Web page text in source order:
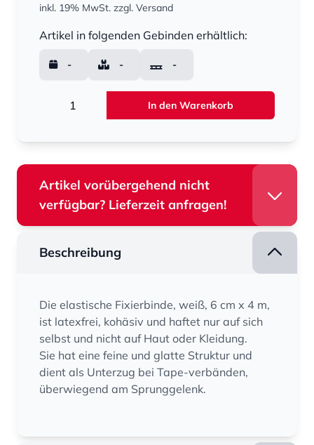
inkl. 19% MwSt. zzgl. Versand
Artikel in folgenden Gebinden erhältlich:
- - -
In den Warenkorb
Artikel vorübergehend nicht
verfügbar? Lieferzeit anfragen!
Beschreibung
Die elastische Fixierbinde, weiß, 6 cm x 4 m,
ist latexfrei, kohäsiv und haftet nur auf sich
selbst und nicht auf Haut oder Kleidung.
Sie hat eine feine und glatte Struktur und
dient als Unterzug bei Tape-verbänden,
überwiegend am Sprunggelenk.